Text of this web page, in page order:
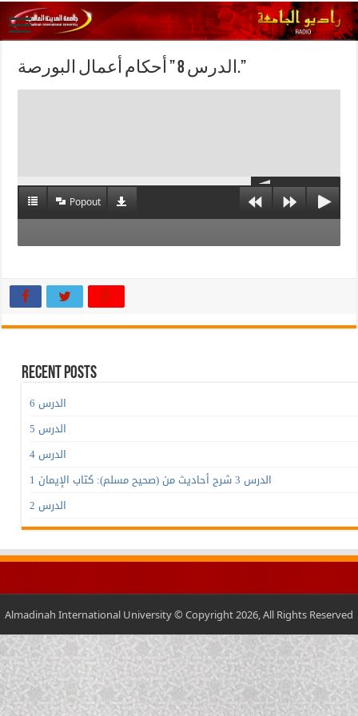
الدرس 8 ” أحكام أعمال البورصة.”
Popout
Recent Posts
الدرس 6
الدرس 5
الدرس 4
الدرس 3 شرح أحاديث من (صحيح مسلم): كتاب الإيمان 1
الدرس 2
Almadinah International University © Copyright 2026, All Rights Reserved